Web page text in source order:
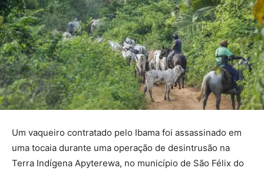
Um vaqueiro contratado pelo Ibama foi assassinado em
uma tocaia durante uma operação de desintrusão na
Terra Indígena Apyterewa, no município de São Félix do